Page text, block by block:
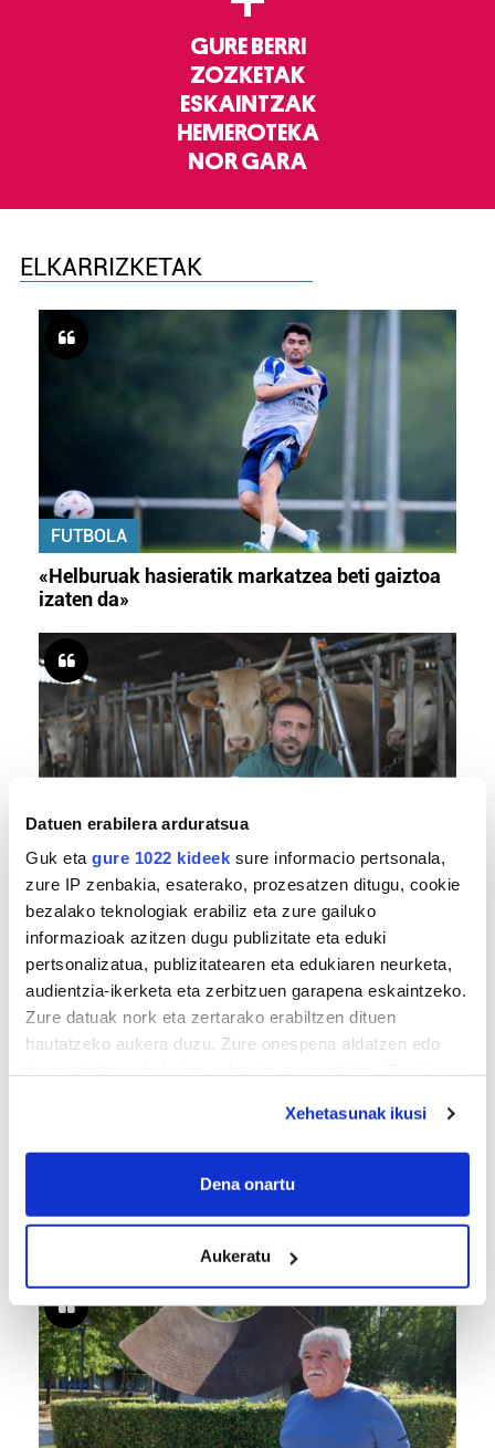
Datuen erabilera arduratsua
Guk eta gure 1022 kideek sure informacio pertsonala,
zure IP zenbakia, esaterako, prozesatzen ditugu, cookie
bezalako teknologiak erabiliz eta zure gailuko
informazioak azitzen dugu publizitate eta eduki
pertsonalizatua, publizitatearen eta edukiaren neurketa,
audientzia-ikerketa eta zerbitzuen garapena eskaintzeko.
Zure datuak nork eta zertarako erabiltzen dituen
hautatzeko aukera duzu. Zure onespena aldatzen edo
If you allow, we would also like to:
Collect information about your geographical
Identify your device by actively scanning it for
specific characteristics (fingerprinting)
Find out more about how your personal data is processed
and set your preferences in the
details section.
Guk eta gure bazkideek zure datu pertsonalak
prozesatzen ditugu, zure IP zenbakia, besteak beste,
Xehetasunak ikusi
Dena onartu
Aukeratu
GURE BERRI
ZOZKETAK
ESKAINTZAK
HEMEROTEKA
NOR GARA
ELKARRIZKETAK
FUTBOLA
«Helburuak hasieratik markatzea beti gaiztoa
izaten da»
BERO BOLADA
«Ez dago belarrik; garai honetarako oso erreta
daude bazter guztiak»
TXIRRINDULARITZA
«Entrenatzen duzun bideetan lehiatzeak
gehiago motibatzen zaitu»